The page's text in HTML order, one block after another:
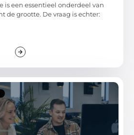
is een essentieel onderdeel van
de grootte. De vraag is echter: